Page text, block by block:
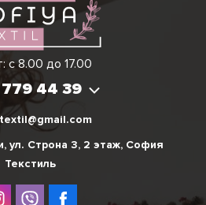
с 8.00 до 17.00
44 39
779 44 39
ул. Строна 3, 2 этаж, София
Текстиль